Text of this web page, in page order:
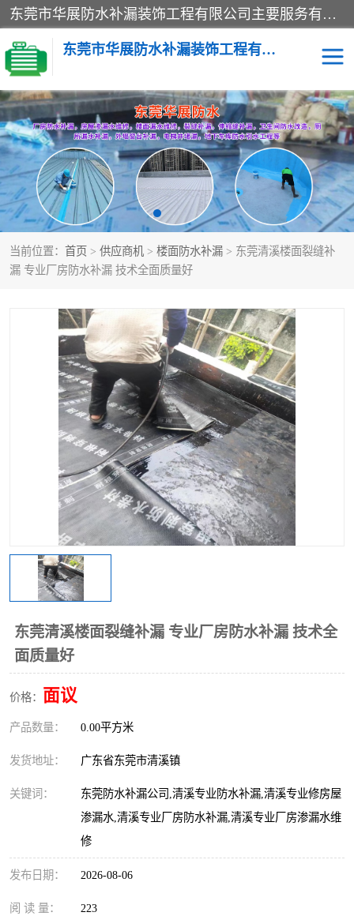
东莞市华展防水补漏装饰工程有限公司主要服务有：东莞防水补漏，东莞厂房防水补漏，东莞房屋渗漏水维修，楼面漏水维修，裂缝补漏，伸缩缝补漏，卫生间防水改造，厕所漏水补漏，外墙窗台补漏，电梯井堵漏，地下车库防水引水工程等
东莞市华展防水补漏装饰工程有限公司
当前位置： 首页 > 供应商机 > 楼面防水补漏 > 东莞清溪楼面裂缝补
漏 专业厂房防水补漏 技术全面质量好
东莞清溪楼面裂缝补漏 专业厂房防水补漏 技术全
面质量好
价格： 面议
产品数量： 0.00平方米
发货地址： 广东省东莞市清溪镇
关键词：
东莞防水补漏公司,清溪专业防水补漏,清溪专业修房屋
渗漏水,清溪专业厂房防水补漏,清溪专业厂房渗漏水维
修
发布日期： 2026-08-06
阅 读 量： 223
楼面防水补漏 外墙防水补漏
阳台卫生间防水补漏 地下室防水补漏
金属房搭建及补漏